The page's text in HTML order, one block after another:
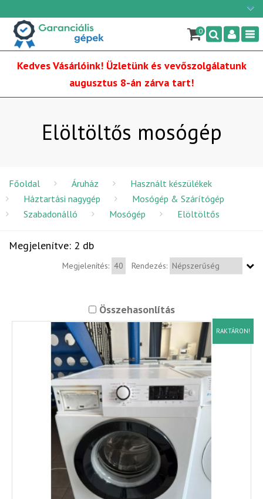
×
0
Kedves Vásárlóink! Üzletünk és vevőszolgálatunk
augusztus 8-án zárva tart!
Elöltöltős mosógép
Főoldal Áruház
Használt készülékek
Háztartási nagygép
Mosógép & Szárítógép
Szabadonálló
Mosógép Elöltöltős
Megjelenítve: 2 db
Megjelenítés: Rendezés:
Összehasonlítás
RAKTÁRON!